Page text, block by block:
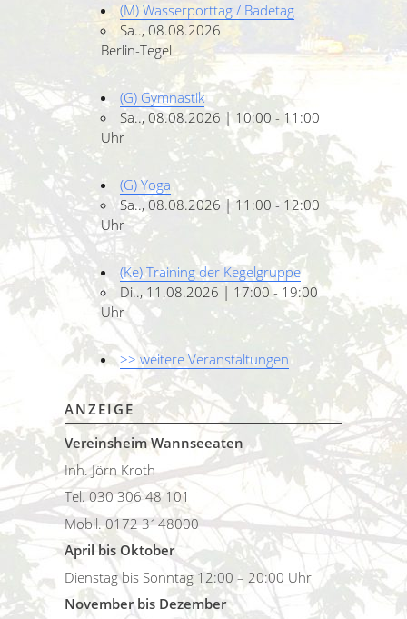
(M) Wasserporttag / Badetag
Sa.., 08.08.2026
Berlin-Tegel
(G) Gymnastik
Sa.., 08.08.2026 | 10:00 - 11:00
Uhr
(G) Yoga
Sa.., 08.08.2026 | 11:00 - 12:00
Uhr
(Ke) Training der Kegelgruppe
Di.., 11.08.2026 | 17:00 - 19:00
Uhr
>> weitere Veranstaltungen
ANZEIGE
Vereinsheim Wannseeaten
Inh. Jörn Kroth
Tel. 030 306 48 101
Mobil. 0172 3148000
April bis Oktober
Dienstag bis Sonntag 12:00 – 20:00 Uhr
November bis Dezember